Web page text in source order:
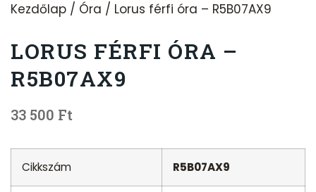
Kezdőlap / Óra / Lorus férfi óra – R5B07AX9
LORUS FÉRFI ÓRA –
R5B07AX9
33 500 Ft
Cikkszám R5B07AX9